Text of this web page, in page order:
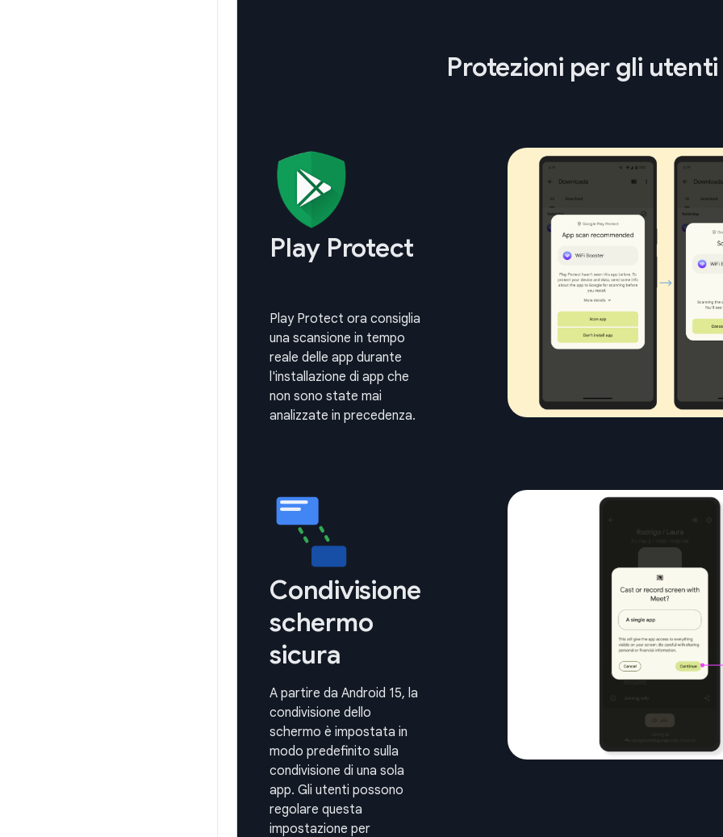
Protezioni per gli utenti
Play Protect
Play Protect ora consiglia
una scansione in tempo
reale delle app durante
l'installazione di app che
non sono state mai
analizzate in precedenza.
Condivisione
schermo
sicura
A partire da Android 15, la
condivisione dello
schermo è impostata in
modo predefinito sulla
condivisione di una sola
app. Gli utenti possono
regolare questa
impostazione per